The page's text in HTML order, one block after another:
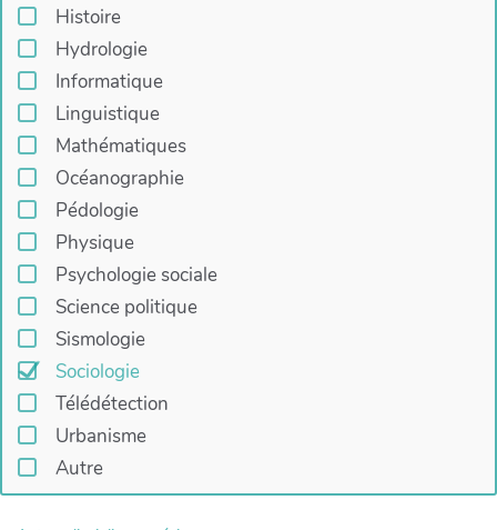
Histoire
Hydrologie
Informatique
Linguistique
Mathématiques
Océanographie
Pédologie
Physique
Psychologie sociale
Science politique
Sismologie
Sociologie
Télédétection
Urbanisme
Autre